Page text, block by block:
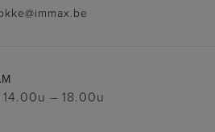
14.00u – 18.00u